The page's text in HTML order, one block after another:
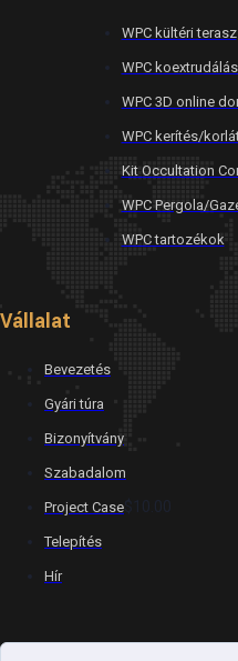
WPC kültéri terasz
WPC
WPC 3D online
WPC kerítés/
Kit Occultation
WPC Pergola/
WPC tartozékok
Vállalat
Bevezetés
Gyári túra
Bizonyítvány
Szabadalom
Project Case$10.00
Telepítés
Hír